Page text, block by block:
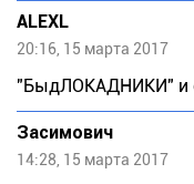
ALEXL
20:16, 15 марта 2017
"БыдЛОКАДНИКИ" и
Засимович
14:28, 15 марта 2017